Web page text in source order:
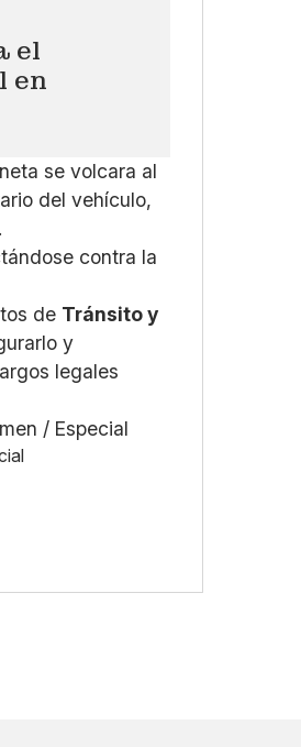
el
en
se volcara al
del vehículo,
contra la
de Tránsito y
y
legales